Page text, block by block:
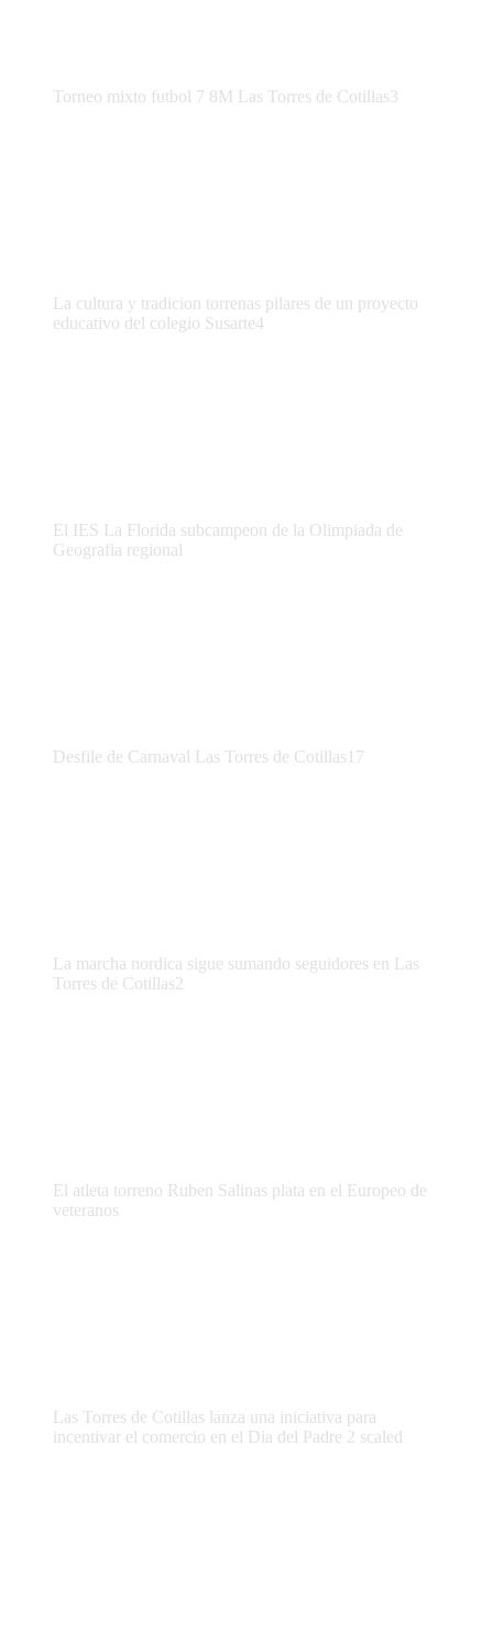
Torneo mixto futbol 7 8M Las Torres de Cotillas3
La cultura y tradicion torrenas pilares de un proyecto
educativo del colegio Susarte4
El IES La Florida subcampeon de la Olimpiada de
Geografia regional
Desfile de Carnaval Las Torres de Cotillas17
La marcha nordica sigue sumando seguidores en Las
Torres de Cotillas2
El atleta torreno Ruben Salinas plata en el Europeo de
veteranos
Las Torres de Cotillas lanza una iniciativa para
incentivar el comercio en el Dia del Padre 2 scaled